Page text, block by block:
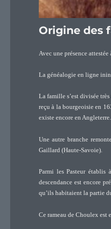
Origine des
Avec une présence
La généalogie en ligne
La famille s’est divisée
reçu à la bourgeoisie en
existe encore en Angleterre.
Une autre branche
Gaillard (Haute-Savoie).
Parmi les Pasteur établis
descendance est encore
qu’ils habitaient la partie
Ce rameau de Choulex est